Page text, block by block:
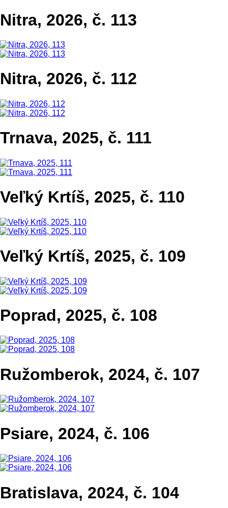
Nitra, 2026, č. 113
Nitra, 2026, č. 112
Trnava, 2025, č. 111
Veľký Krtíš, 2025, č. 110
Veľký Krtíš, 2025, č. 109
Poprad, 2025, č. 108
Ružomberok, 2024, č. 107
Psiare, 2024, č. 106
Bratislava, 2024, č. 104